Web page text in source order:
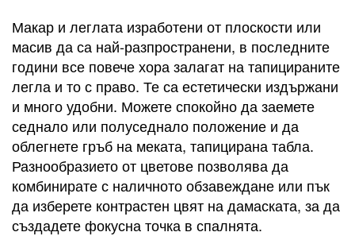
Макар и леглата изработени от плоскости или
масив да са най-разпространени, в последните
години все повече хора залагат на тапицираните
легла и то с право. Те са естетически издържани
и много удобни. Можете спокойно да заемете
седнало или полуседнало положение и да
облегнете гръб на меката, тапицирана табла.
Разнообразието от цветове позволява да
комбинирате с наличното обзавеждане или пък
да изберете контрастен цвят на дамаската, за да
създадете фокусна точка в спалнята.